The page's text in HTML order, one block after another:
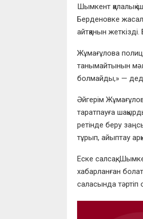
Шымкент қалалық
Берденовке
айтқанын
Жұмағұлова
танымайтынын
болмайды,» —
Әйгерім
таратпауға
ретінде беру
тұрып, айыптау
Еске салсақ,
хабарланған
саласында тәртіп